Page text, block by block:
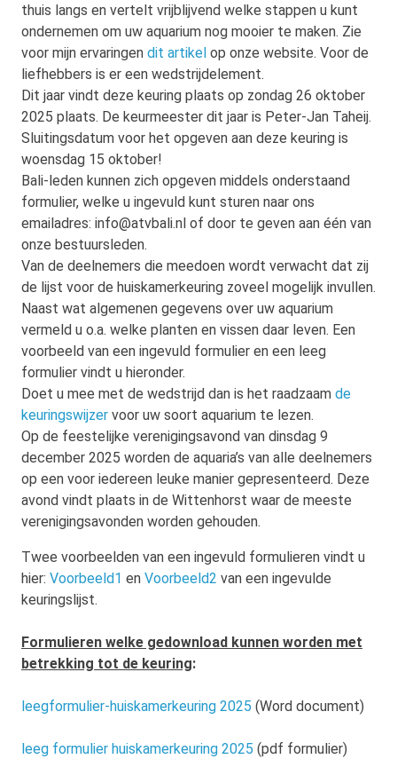
thuis langs en vertelt vrijblijvend welke stappen u kunt
ondernemen om uw aquarium nog mooier te maken. Zie
voor mijn ervaringen dit artikel op onze website. Voor de
liefhebbers is er een wedstrijdelement.
Dit jaar vindt deze keuring plaats op zondag 26 oktober
2025 plaats. De keurmeester dit jaar is Peter-Jan Taheij.
Sluitingsdatum voor het opgeven aan deze keuring is
woensdag 15 oktober!
Bali-leden kunnen zich opgeven middels onderstaand
formulier, welke u ingevuld kunt sturen naar ons
emailadres: info@atvbali.nl of door te geven aan één van
onze bestuursleden.
Van de deelnemers die meedoen wordt verwacht dat zij
de lijst voor de huiskamerkeuring zoveel mogelijk invullen.
Naast wat algemenen gegevens over uw aquarium
vermeld u o.a. welke planten en vissen daar leven. Een
voorbeeld van een ingevuld formulier en een leeg
formulier vindt u hieronder.
Doet u mee met de wedstrijd dan is het raadzaam de
keuringswijzer voor uw soort aquarium te lezen.
Op de feestelijke verenigingsavond van dinsdag 9
december 2025 worden de aquaria’s van alle deelnemers
op een voor iedereen leuke manier gepresenteerd. Deze
avond vindt plaats in de Wittenhorst waar de meeste
verenigingsavonden worden gehouden.
Twee voorbeelden van een ingevuld formulieren vindt u
hier: Voorbeeld1 en Voorbeeld2 van een ingevulde
keuringslijst.
Formulieren welke gedownload kunnen worden met
betrekking tot de keuring:
leegformulier-huiskamerkeuring 2025 (Word document)
leeg formulier huiskamerkeuring 2025 (pdf formulier)